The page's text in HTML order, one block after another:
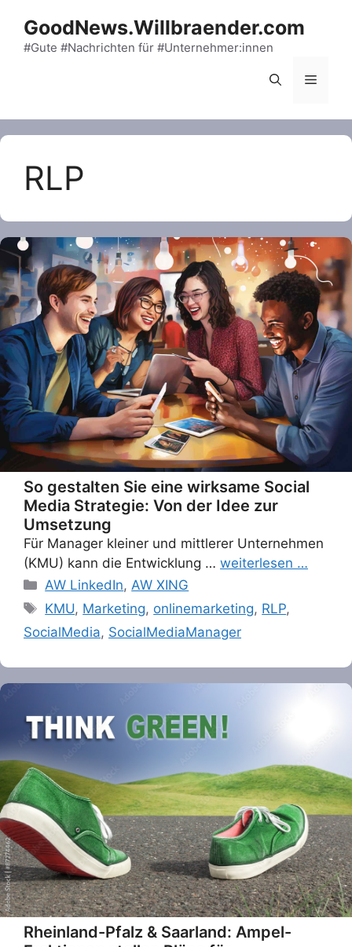
content
GoodNews.Willbraender.com
#Gute #Nachrichten für #Unternehmer:innen
Menu
RLP
So gestalten Sie eine wirksame Social
Media Strategie: Von der Idee zur
Umsetzung
Für Manager kleiner und mittlerer Unternehmen
(KMU) kann die Entwicklung … weiterlesen …
Categories
AW LinkedIn, AW XING
Tags
KMU, Marketing, onlinemarketing, RLP,
SocialMedia, SocialMediaManager
Rheinland-Pfalz & Saarland: Ampel-